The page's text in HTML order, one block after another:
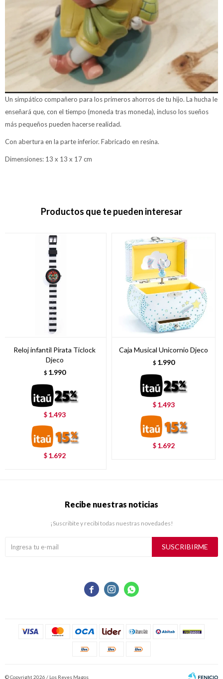
Un simpático compañero para los primeros ahorros de tu hijo. La hucha le
enseñará que, con el tiempo (moneda tras moneda), incluso los sueños
más pequeños pueden hacerse realidad.
Con abertura en la parte inferior. Fabricado en resina.
Dimensiones: 13 x 13 x 17 cm
Productos que te pueden interesar
Reloj infantil Pirata Ticlock
Djeco
$ 1.990
$ 1.493
$ 1.692
Caja Musical Unicornio Djeco
$ 1.990
$ 1.493
$ 1.692
  
Recibe nuestras noticias
¡Suscribite y recibí todas nuestras novedades!
SUSCRIBIRME
© Copyright 2026 / Los Reyes Magos